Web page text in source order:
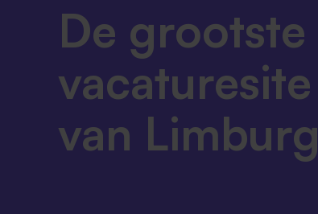
De grootste
vacaturesite
van Limburg